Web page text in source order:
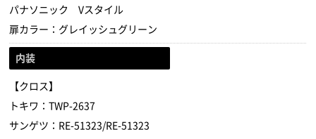
パナソニック Vスタイル
扉カラー：グレイッシュグリーン
内装
【クロス】
トキワ：TWP-2637
サンゲツ：RE-51323/RE-51323